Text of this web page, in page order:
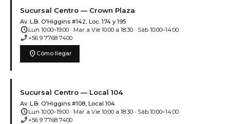
Sucursal Centro — Crown Plaza
Av. L.B. O'Higgins #142, Loc. 174 y 195
scheduleLun 10:00–19:00 · Mar a Vie 10:00 a 18:30 · Sáb 10:00–14:00
phone_enabled +56 9 7768 7400
location_on Cómo llegar
Sucursal Centro — Local 104
Av. L.B. O'Higgins #108, Local 104
scheduleLun 10:00–19:00 · Mar a Vie 10:00 a 18:30 · Sáb 10:00–14:00
phone_enabled +56 9 7768 7400